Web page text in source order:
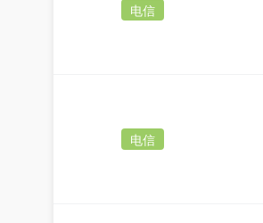
电信
电信